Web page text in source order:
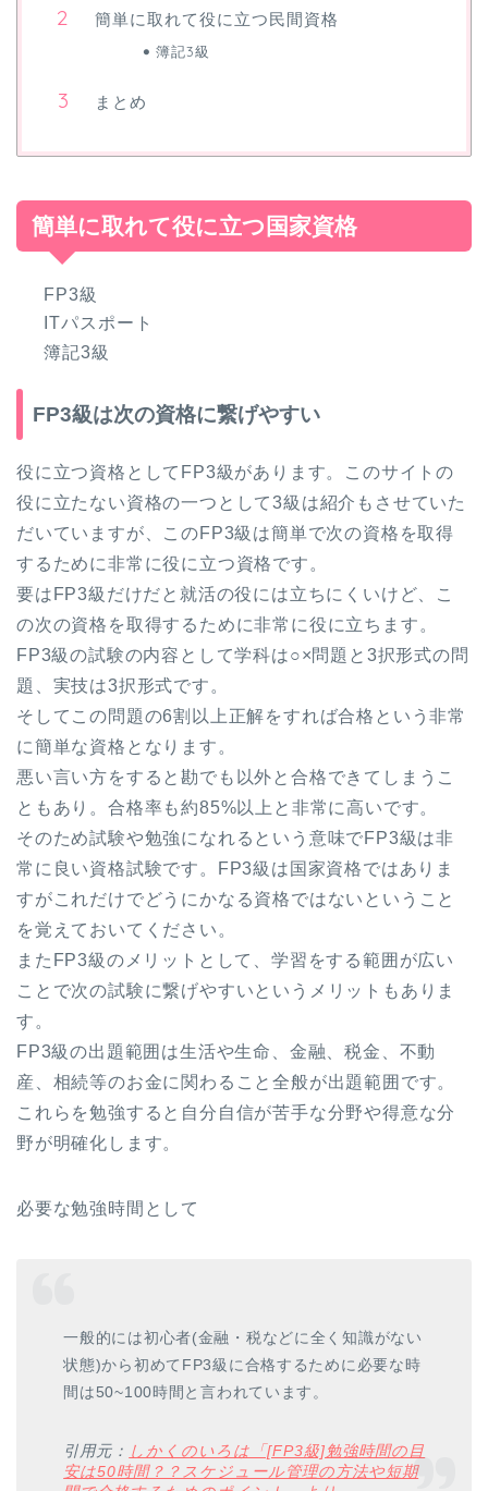
簡単に取れて役に立つ民間資格
簿記3級
まとめ
簡単に取れて役に立つ国家資格
FP3級
ITパスポート
簿記3級
FP3級は次の資格に繋げやすい
役に立つ資格としてFP3級があります。このサイトの
役に立たない資格の一つとして3級は紹介もさせていた
だいていますが、このFP3級は簡単で次の資格を取得
するために非常に役に立つ資格です。
要はFP3級だけだと就活の役には立ちにくいけど、こ
の次の資格を取得するために非常に役に立ちます。
FP3級の試験の内容として学科は○×問題と3択形式の問
題、実技は3択形式です。
そしてこの問題の6割以上正解をすれば合格という非常
に簡単な資格となります。
悪い言い方をすると勘でも以外と合格できてしまうこ
ともあり。合格率も約85%以上と非常に高いです。
そのため試験や勉強になれるという意味でFP3級は非
常に良い資格試験です。FP3級は国家資格ではありま
すがこれだけでどうにかなる資格ではないということ
を覚えておいてください。
またFP3級のメリットとして、学習をする範囲が広い
ことで次の試験に繋げやすいというメリットもありま
す。
FP3級の出題範囲は生活や生命、金融、税金、不動
産、相続等のお金に関わること全般が出題範囲です。
これらを勉強すると自分自信が苦手な分野や得意な分
野が明確化します。
必要な勉強時間として
一般的には初心者(金融・税などに全く知識がない
状態)から初めてFP3級に合格するために必要な時
間は50~100時間と言われています。
引用元： しかくのいろは「[FP3級]勉強時間の目
安は50時間？？スケジュール管理の方法や短期